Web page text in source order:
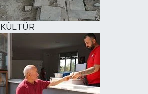
KÜLTÜR